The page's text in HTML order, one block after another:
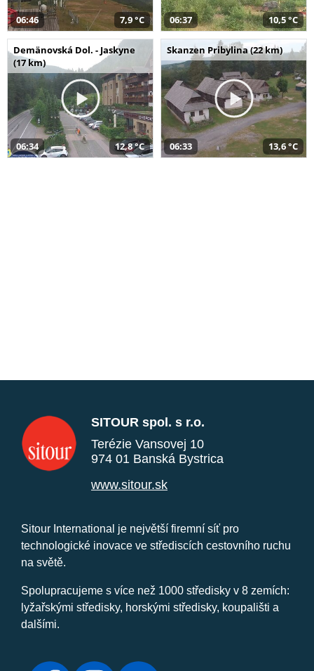
06:46 7,9 °C 06:37 10,5 °C
Demänovská Dol. - Jaskyne
(17 km)
06:34 12,8 °C
Skanzen Pribylina (22 km)
06:33 13,6 °C
SITOUR spol. s r.o.
Terézie Vansovej 10
974 01 Banská Bystrica
www.sitour.sk
Sitour International je největší firemní síť pro
technologické inovace ve střediscích cestovního ruchu
na světě.
Spolupracujeme s více než 1000 středisky v 8 zemích:
lyžařskými středisky, horskými středisky, koupališti a
dalšími.